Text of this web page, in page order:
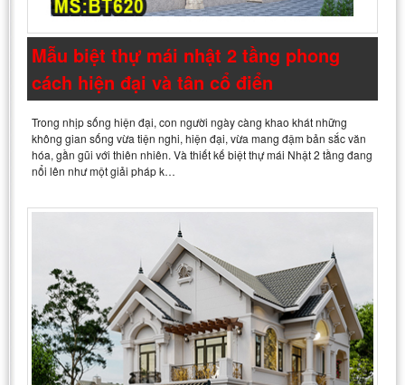
Mẫu biệt thự mái nhật 2 tầng phong
cách hiện đại và tân cổ điển
Trong nhịp sống hiện đại, con người ngày càng khao khát những
không gian sống vừa tiện nghi, hiện đại, vừa mang đậm bản sắc văn
hóa, gần gũi với thiên nhiên. Và thiết kế biệt thự mái Nhật 2 tầng đang
nổi lên như một giải pháp k…